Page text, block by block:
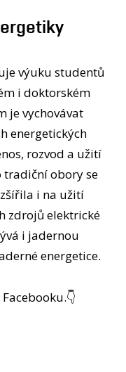
výuku studentů
i doktorském
je vychovávat
energetických
rozvod a užití
tradiční obory se
i na užití
zdrojů elektrické
i jadernou
energetice.